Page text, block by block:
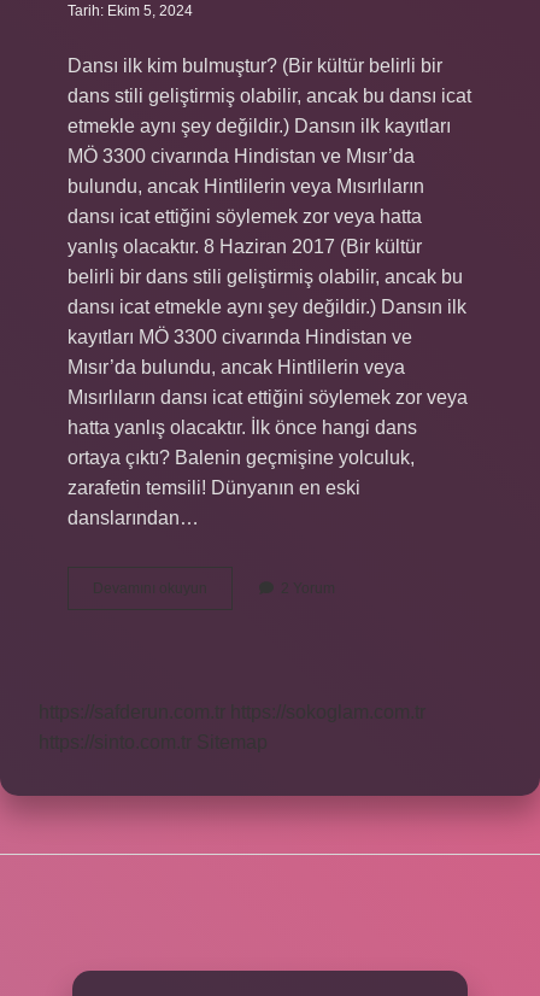
Tarih: Ekim 5, 2024
Dansı ilk kim bulmuştur? (Bir kültür belirli bir
dans stili geliştirmiş olabilir, ancak bu dansı icat
etmekle aynı şey değildir.) Dansın ilk kayıtları
MÖ 3300 civarında Hindistan ve Mısır’da
bulundu, ancak Hintlilerin veya Mısırlıların
dansı icat ettiğini söylemek zor veya hatta
yanlış olacaktır. 8 Haziran 2017 (Bir kültür
belirli bir dans stili geliştirmiş olabilir, ancak bu
dansı icat etmekle aynı şey değildir.) Dansın ilk
kayıtları MÖ 3300 civarında Hindistan ve
Mısır’da bulundu, ancak Hintlilerin veya
Mısırlıların dansı icat ettiğini söylemek zor veya
hatta yanlış olacaktır. İlk önce hangi dans
ortaya çıktı? Balenin geçmişine yolculuk,
zarafetin temsili! Dünyanın en eski
danslarından…
Devamını okuyun
Etmek
2 Yorum
https://safderun.com.tr
https://sokoglam.com.tr
https://sinto.com.tr Sitemap